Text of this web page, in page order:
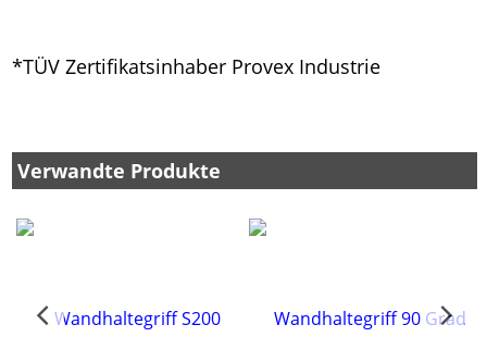
*TÜV Zertifikatsinhaber Provex Industrie
Verwandte Produkte